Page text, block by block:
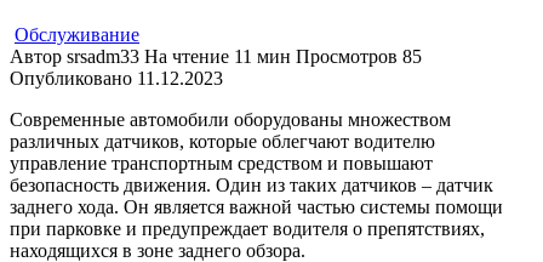
Обслуживание
Автор srsadm33 На чтение 11 мин Просмотров 85
Опубликовано 11.12.2023
Современные автомобили оборудованы множеством
различных датчиков, которые облегчают водителю
управление транспортным средством и повышают
безопасность движения. Один из таких датчиков – датчик
заднего хода. Он является важной частью системы помощи
при парковке и предупреждает водителя о препятствиях,
находящихся в зоне заднего обзора.